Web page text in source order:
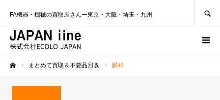
FA機器・機械の買取屋さんー東京・大阪・埼玉・九州
まとめて買取＆不要品回収 眼科